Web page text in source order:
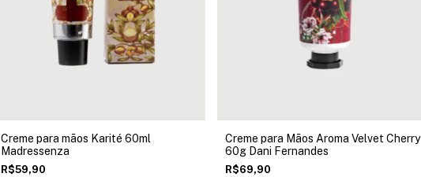
Creme para mãos Karité 60ml
Madressenza
R$59,90
Creme para Mãos Aroma Velvet Cherry
60g Dani Fernandes
R$69,90